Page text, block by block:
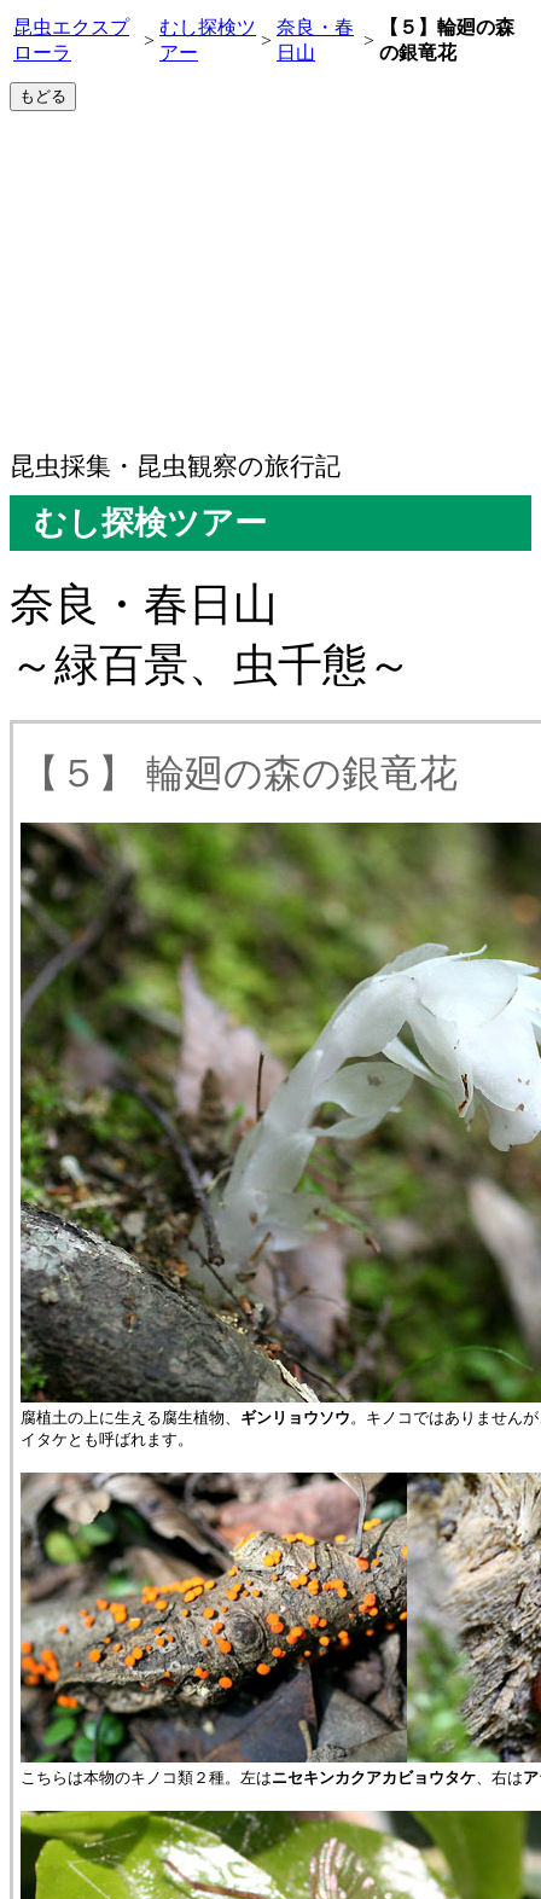
昆虫エクスプ
ローラ
>
むし探検ツ
アー
>
奈良・春
日山
>
【５】輪廻の森
の銀竜花
昆虫採集・昆虫観察の旅行記
むし探検ツアー
奈良・春日山
～緑百景、虫千態～
【５】 輪廻の森の銀竜花
腐植土の上に生える腐生植物、 ギンリョウソウ。キノコではありません
イタケとも呼ばれます。
こちらは本物のキノコ類２種。左はニセキンカクアカビョウタケ、右は